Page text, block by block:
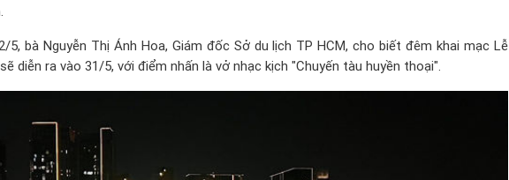
5, bà Nguyễn Thị Ánh Hoa, Giám đốc Sở du lịch TP HCM, cho biết đêm khai mạc Lễ
diễn ra vào 31/5, với điểm nhấn là vở nhạc kịch "Chuyến tàu huyền thoại".